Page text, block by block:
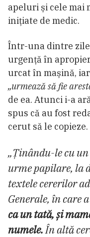
apeluri și cele mai
inițiate de medic.
Într-una dintre
urgență în
urcat în mașină,
„urmează să fie
de ea. Atunci i-a
spus că au fost
cerut să le copieze.
„Ținându-le cu
urme papilare, la
textele cererilor
Generale, în care
ca un tată, și
numele. În altă